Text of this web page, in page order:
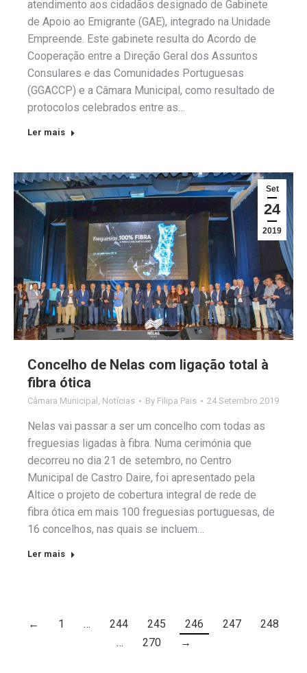
atendimento aos cidadãos designado de Gabinete
de Apoio ao Emigrante (GAE), integrado na Unidade
Empreende. Este gabinete resulta do Acordo de
Cooperação entre a Direção Geral dos Assuntos
Consulares e das Comunidades Portuguesas
(GGACCP) e a Câmara Municipal, como resultado de
protocolos celebrados entre as…
Ler mais
Set
24
2019
Concelho de Nelas com ligação total à
fibra ótica
Câmara Municipal , Notícias By Filipa Pais 24 Setembro 2019
Nelas vai passar a ser um concelho com todas as
freguesias ligadas à fibra. Numa cerimónia que
decorreu no dia 21 de setembro, no Centro
Municipal de Castro Daire, foi apresentado pela
Altice o projeto de cobertura integral de rede de
fibra ótica em mais 100 freguesias portuguesas, de
16 concelhos, nas quais se incluem…
Ler mais
← 1 … 244 245 246 247
248
…
270 →